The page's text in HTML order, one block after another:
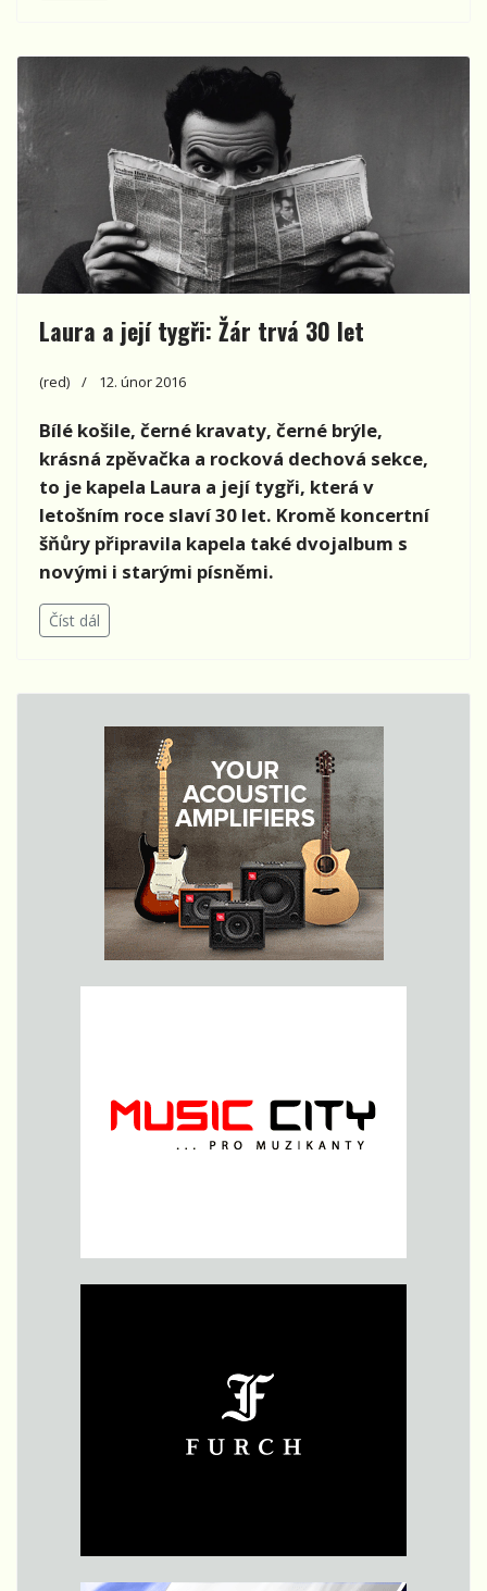
Laura a její tygři: Žár trvá 30 let
(red) 12. únor 2016
Bílé košile, černé kravaty, černé brýle,
krásná zpěvačka a rocková dechová sekce,
to je kapela Laura a její tygři, která v
letošním roce slaví 30 let. Kromě koncertní
šňůry připravila kapela také dvojalbum s
novými i starými písněmi.
Číst dál